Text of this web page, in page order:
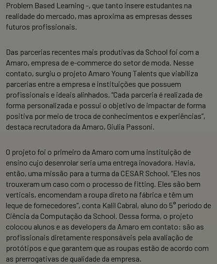
Problem Based Learning -, que tanto insere estudantes na
realidade do mercado, mas aproxima as empresas desses
futuros profissionais.
Das parcerias recentes mais produtivas da School foi com a
Amaro, empresa de e-commerce do setor de moda. Nesse
contato, surgiu o projeto Amaro Young Talents que viabiliza
parcerias entre a empresa e instituições que possuem
profissionais e ideais alinhados. “Cada parceria é realizada de
forma personalizada e possui o objetivo de impactar de forma
positiva por meio de troca de conhecimentos e experiências”,
destaca recrutadora da Amaro, Giulia Passoni.
O projeto foi o primeiro da Amaro com uma instituição de
ensino cujo desenrolar seria uma entrega inovadora. Havia,
então, uma missão para a turma da CESAR School. “Eles nos
trouxeram um caso com o processo de fitting. Eles são bem
verticais, encomendam a roupa direto na fábrica e têm um
leque de fornecedores”, conta Kalil Cabral, aluno do 5° período de
Ciência da Computação da School. Dessa forma, o projeto
colocou alunos e as developers da Amaro em contato: são as
profissionais diretamente responsáveis pela avaliação de
protótipos e que garantem que as roupas estão de acordo com
as prerrogativas de qualidade da empresa.